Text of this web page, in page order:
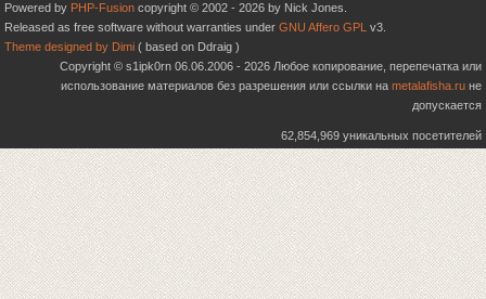
Powered by PHP-Fusion copyright © 2002 - 2026 by Nick Jones.
Released as free software without warranties under GNU Affero GPL v3.
Theme designed by Dimi ( based on Ddraig )
Copyright © s1ipk0rn 06.06.2006 - 2026 Любое копирование, перепечатка или
использование материалов без разрешения или ссылки на metalafisha.ru не
допускается
62,854,969 уникальных посетителей